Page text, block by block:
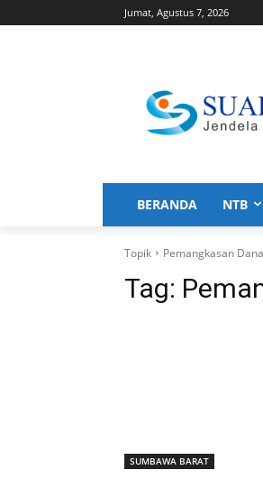
Jumat, Agustus 7, 2026
BERANDA NTB
Topik Pemangkasan
Tag:
SUMBAWA BARAT